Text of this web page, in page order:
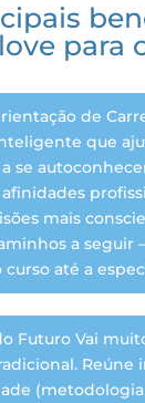
para
de
que
se
mais
a seguir
até a
Futuro Vai
Reúne
(metodologia